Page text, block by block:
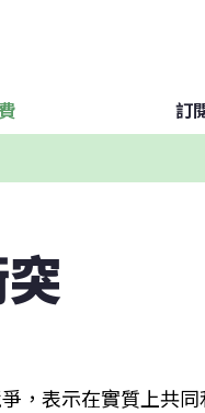
訂
，表示在實質上共同